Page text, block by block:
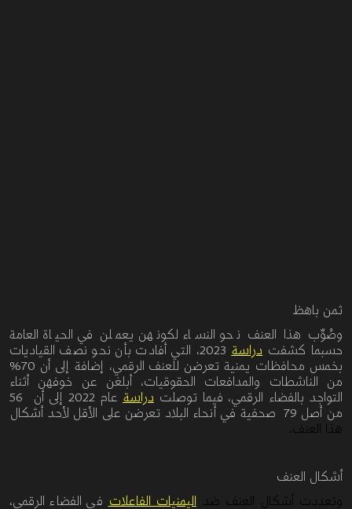
ثمن باهظ
وصُوِّب هذا العنف
نحو النساء لكونهن يعملن في الحياة العامة
حسبما كشفت دراسة 2023، التي أفادت بأن نحو نصف القياديات
بخمس محافظات يمنية تعرضن للعنف الرقمي، إضافة إلى أن 70%
من الناشطات والمدافعات الحقوقيات، أبلغن عن خوفهن
أثناء
التواجد بالفضاء الرقمي، فيما توصلت دراسة
عام 2022 إلى أن 56
من أصل 79 صحفية
في أنحاء البلاد تعرضن على الأقل لأحد أشكال
هذا العنف.
أشكال العنف
وتعددت أشكال العنف ضد اليمنيات الفاعلات
في الفضاء الرقمي،